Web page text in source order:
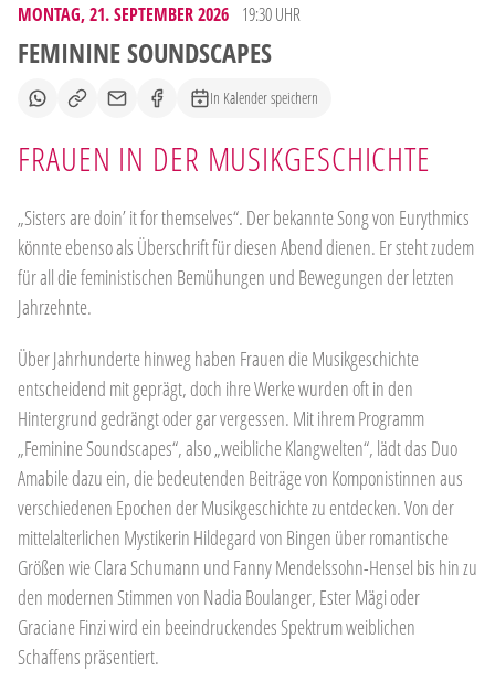
MONTAG, 21. SEPTEMBER 2026 19:30 UHR
FEMININE SOUNDSCAPES
In Kalender speichern
FRAUEN IN DER MUSIKGESCHICHTE
„Sisters are doin’ it for themselves“. Der bekannte Song von Eurythmics
könnte ebenso als Überschrift für diesen Abend dienen. Er steht zudem
für all die feministischen Bemühungen und Bewegungen der letzten
Jahrzehnte.
Über Jahrhunderte hinweg haben Frauen die Musikgeschichte
entscheidend mit geprägt, doch ihre Werke wurden oft in den
Hintergrund gedrängt oder gar vergessen. Mit ihrem Programm
„Feminine Soundscapes“, also „weibliche Klangwelten“, lädt das Duo
Amabile dazu ein, die bedeutenden Beiträge von Komponistinnen aus
verschiedenen Epochen der Musikgeschichte zu entdecken. Von der
mittelalterlichen Mystikerin Hildegard von Bingen über romantische
Größen wie Clara Schumann und Fanny Mendelssohn-Hensel bis hin zu
den modernen Stimmen von Nadia Boulanger, Ester Mägi oder
Graciane Finzi wird ein beeindruckendes Spektrum weiblichen
Schaffens präsentiert.